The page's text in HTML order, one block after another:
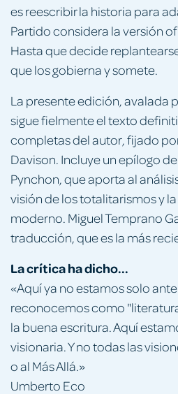
es reescribir la historia para
Partido considera la versión
Hasta que decide
que los gobierna y somete.
La presente edición, avalada
sigue fielmente el texto
completas del autor, fijado
Davison. Incluye un epílogo
Pynchon, que aporta al
visión de los totalitarismos y
moderno. Miguel Temprano
traducción, que es la más
La crítica ha dicho...
«Aquí ya no estamos solo
reconocemos como
la buena escritura. Aquí
visionaria. Y no todas las
o al Más Allá.»
Umberto Eco